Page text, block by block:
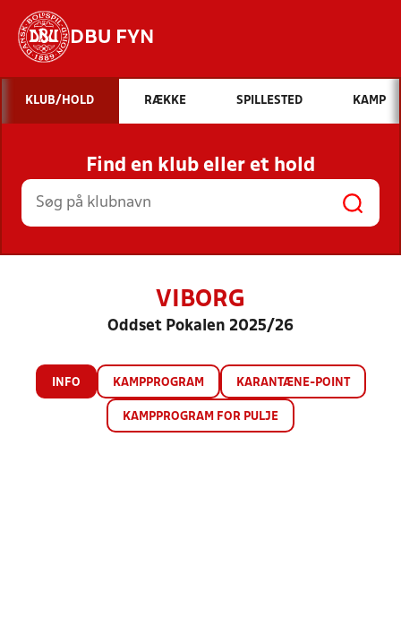
DBU FYN
Hvad vil du søge efter?
INDHOLD OG NYHEDER
STILLINGER, RESULTATER, KLUBBER OG
HOLD
KLUB/HOLD RÆKKE SPILLESTED KAMP
Find en klub eller et hold
VIBORG
Oddset Pokalen 2025/26
INFO KAMPPROGRAM KARANTÆNE-POINT
KAMPPROGRAM FOR PULJE